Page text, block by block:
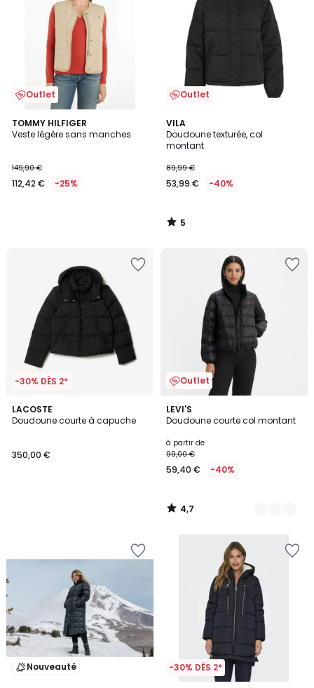
Outlet
TOMMY HILFIGER
Veste légère sans manches
149,90 €
112,42 € -25%
Outlet
VILA
Doudoune texturée, col
montant
89,99 €
53,99 € -40%
5
/
5
5
/
-30% DÈS 2*
LACOSTE
Doudoune courte à capuche
350,00 €
Outlet
LEVI'S
Doudoune courte col montant
à partir de
99,00 €
59,40 € -40%
4,7
/ 5
2
Couleurs
4,7
/
Nouveauté -30% DÈS 2*